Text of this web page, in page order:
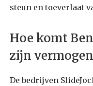
steun en toeverlaat
Hoe komt
zijn vermogen
De bedrijven